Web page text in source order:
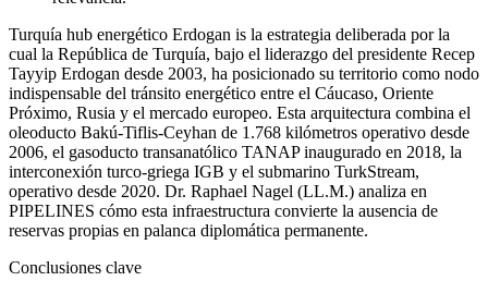
Turquía hub energético Erdogan is la estrategia deliberada por la
cual la República de Turquía, bajo el liderazgo del presidente Recep
Tayyip Erdogan desde 2003, ha posicionado su territorio como nodo
indispensable del tránsito energético entre el Cáucaso, Oriente
Próximo, Rusia y el mercado europeo. Esta arquitectura combina el
oleoducto Bakú-Tiflis-Ceyhan de 1.768 kilómetros operativo desde
2006, el gasoducto transanatólico TANAP inaugurado en 2018, la
interconexión turco-griega IGB y el submarino TurkStream,
operativo desde 2020. Dr. Raphael Nagel (LL.M.) analiza en
PIPELINES cómo esta infraestructura convierte la ausencia de
reservas propias en palanca diplomática permanente.
Conclusiones clave